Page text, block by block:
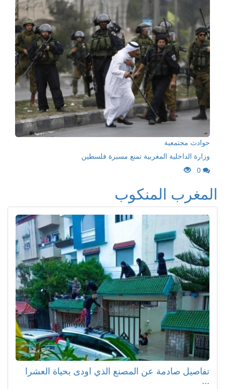
حوادث مجتمعية
وزارة الداخلية المغربية تمنع مسيرة فلسطين
0
المغرب المنكوب
تفاصيل صادمة عن المصنع الذي اودى بحياة العشرا